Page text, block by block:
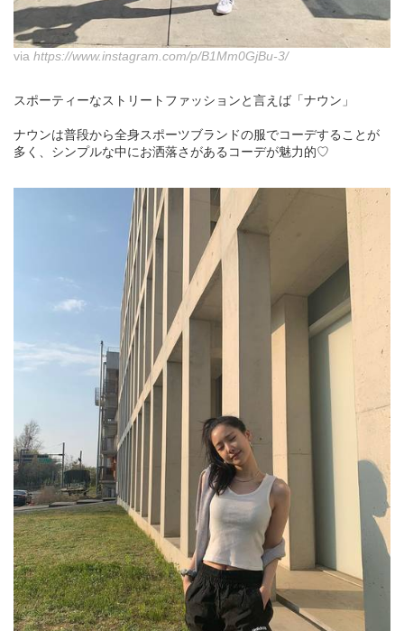
via https://www.instagram.com/p/B1Mm0GjBu-3/
スポーティーなストリートファッションと言えば「ナウン」
ナウンは普段から全身スポーツブランドの服でコーデすることが
多く、シンプルな中にお洒落さがあるコーデが魅力的♡